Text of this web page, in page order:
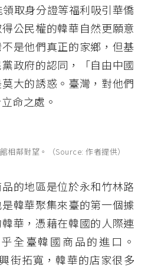
取身分證等福利吸引華僑
公民權的韓華自然更願意
是他們真正的家鄉，但基
政府的認同，「自由中國
大的誘惑。臺灣，對他們
命之處。
相鄰對望。（Source: 作者提供）
的地區是位於永和竹林路
韓華聚集來臺的第一個據
華，憑藉在韓國的人際連
全臺韓國商品的進口。
街拓寬，韓華的店家很多